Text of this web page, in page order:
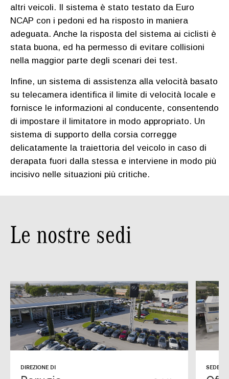
altri veicoli. Il sistema è stato testato da Euro
NCAP con i pedoni ed ha risposto in maniera
adeguata. Anche la risposta del sistema ai ciclisti è
stata buona, ed ha permesso di evitare collisioni
nella maggior parte degli scenari dei test.
Infine, un sistema di assistenza alla velocità basato
su telecamera identifica il limite di velocità locale e
fornisce le informazioni al conducente, consentendo
di impostare il limitatore in modo appropriato. Un
sistema di supporto della corsia corregge
delicatamente la traiettoria del veicolo in caso di
derapata fuori dalla stessa e interviene in modo più
incisivo nelle situazioni più critiche.
Le nostre sedi
DIREZIONE DI SEDE DI